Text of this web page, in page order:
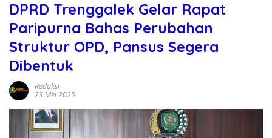
DPRD Trenggalek Gelar Rapat
Paripurna Bahas Perubahan
Struktur OPD, Pansus Segera
Dibentuk
Redaksi
23 Mei 2025